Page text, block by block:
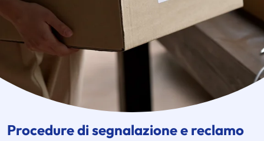
Procedure di segnalazione e reclamo